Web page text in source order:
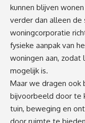
kunnen blijven
verder dan alleen de
woningcorporatie
fysieke aanpak van
woningen aan,
mogelijk is.
Maar we dragen ook
bijvoorbeeld door te
tuin, beweging en
door ruimte te